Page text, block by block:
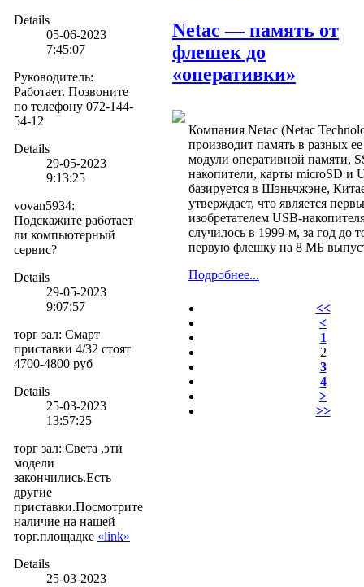
Details
05-06-2023
7:45:07
Руководитель:
Работает. Позвоните
по телефону 072-144-
54-12
Details
29-05-2023
9:13:25
vovan5934:
Подскажите работает
ли компьютерный
сервис?
Details
29-05-2023
9:07:57
торг зал: Смарт
приставки 4/32 стоят
4700-4800 руб
Details
25-03-2023
13:57:25
торг зал: Света ,эти
модели
закончились.Есть
другие
приставки.Посмотрите
наличие на нашей
торг.площадке «link»
Details
25-03-2023
Netac — память от
флешек до
«оперативки»
Компания Netac (Netac
производит память в разных
модули оперативной памяти,
накопители, карты microSD и
базируется в Шэньчжэне,
утверждает, что является
изобретателем USB-
случилось в 1999-м, за год до
первую флешку на 8 МБ
Подробнее...
<<
<
1
2
3
4
>
>>